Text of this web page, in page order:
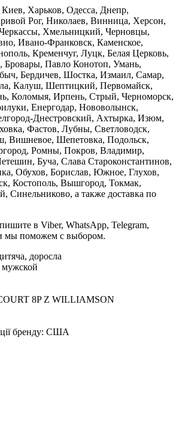
Киев, Харьков, Одесса, Днепр,
Рог, Николаев, Винница, Херсон,
Хмельницкий, Черновцы,
Ивано-Франковск, Каменское,
Кременчуг, Луцк, Белая Церковь,
Бровары, Павло Конотоп, Умань,
Бердичев, Шостка, Измаил, Самар,
Калуш, Шептицкий, Первомайск,
Коломыя, Ирпень, Стрый, Черноморск,
Енергодар, Нововолынск,
Днестровский, Ахтырка, Изюм,
Фастов, Лубны, Светловодск,
Вишневое, Шепетовка, Подольск,
Ромны, Покров, Владимир,
Буча, Слава Староконстантинов,
Обухов, Борислав, Южное, Глухов,
Костополь, Вышгород, Токмак,
Синельниково, а также доставка по
в Viber, WhatsApp, Telegram,
мы поможем с выбором.
доросла
8P Z WILLIAMSON
бренду: США